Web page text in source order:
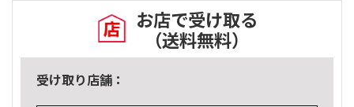
お店で受け取る
（送料無料）
受け取り店舗：